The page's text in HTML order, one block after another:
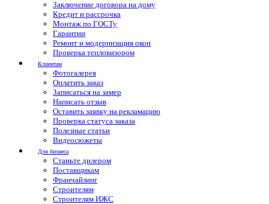
Заключение договора на дому
Кредит и рассрочка
Монтаж по ГОСТу
Гарантии
Ремонт и модернизация окон
Проверка тепловизором
Клиентам
Фотогалерея
Оплатить заказ
Записаться на замер
Написать отзыв
Оставить заявку на рекламацию
Проверка статуса заказа
Полезные статьи
Видеосюжеты
Для бизнеса
Станьте дилером
Поставщикам
Франчайзинг
Строителям
Строителям ИЖС